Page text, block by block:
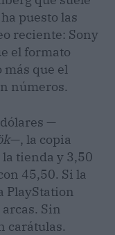
puesto las
reciente: Sony
el formato
que el
números.
—
—, la copia
tienda y 3,50
45,50. Si la
PlayStation
Sin
carátulas.